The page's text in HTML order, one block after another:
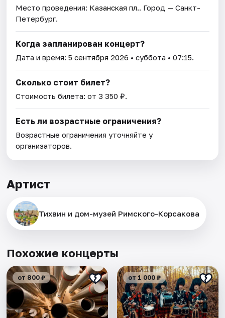
Место проведения: Казанская пл.. Город — Санкт-
Петербург.
Когда запланирован концерт?
Дата и время:5 сентября 2026 • суббота • 07:15.
Сколько стоит билет?
Стоимость билета: от 3 350 ₽.
Есть ли возрастные ограничения?
Возрастные ограничения уточняйте у
организаторов.
Артист
Тихвин и дом-музей Римского-Корсакова
Похожие концерты
от 800 ₽ от 1 000 ₽